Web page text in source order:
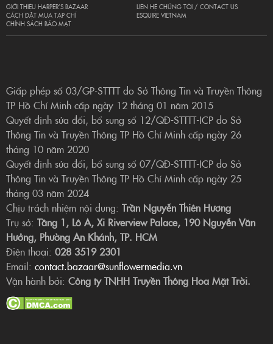
GIỚI THIỆU HARPER’S BAZAAR
CÁCH ĐẶT MUA TẠP CHÍ
CHÍNH SÁCH BẢO MẬT
LIÊN HỆ CHÚNG TÔI / CONTACT US
ESQUIRE VIETNAM
Giấp phép số 03/GP-STTTT do Sở Thông Tin và Truyền Thông
TP Hồ Chí Minh cấp ngày 12 tháng 01 năm 2015
Quyết định sửa đổi, bổ sung số 12/QĐ-STTTT-ICP do Sở
Thông Tin và Truyền Thông TP Hồ Chí Minh cấp ngày 26
tháng 10 năm 2020
Quyết định sửa đổi, bổ sung số 07/QĐ-STTTT-ICP do Sở
Thông Tin và Truyền Thông TP Hồ Chí Minh cấp ngày 25
tháng 03 năm 2024
Chịu trách nhiệm nội dung: Trần Nguyễn Thiên Hương
Trụ sở: Tầng 1, Lô A, Xi Riverview Palace, 190 Nguyễn Văn
Hưởng, Phường An Khánh, TP. HCM
Điện thoại: 028 3519 2301
Email: contact.bazaar@sunflowermedia.vn
Vận hành bởi: Công ty TNHH Truyền Thông Hoa Mặt Trời.